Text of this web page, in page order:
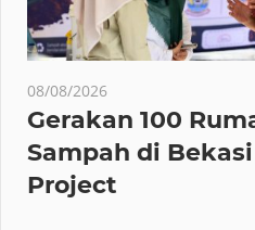
08/08/2026
Gerakan 100
Sampah di
Project